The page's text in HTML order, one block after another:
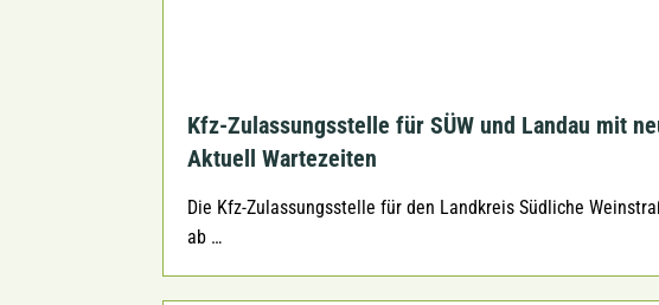
Kfz-Zulassungsstelle für SÜW und Landau mit
Aktuell Wartezeiten
Die Kfz-Zulassungsstelle für den Landkreis Südliche
ab …